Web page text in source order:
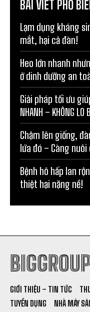
BÀI VIẾT PHỔ
Lạm dụng kháng
mắt, hại cả đàn!
Heo lớn nhanh
ở dinh dưỡng an
Giải pháp tối ưu
NHANH – KHÔNG LO
Chậm lên giống,
lứa đó – Càng
Bệnh hô hấp lan
thiệt hại nặng nề!
GIỚI THIỆU – TIN TỨC
TUYỂN DỤNG
NHÀ MÁY